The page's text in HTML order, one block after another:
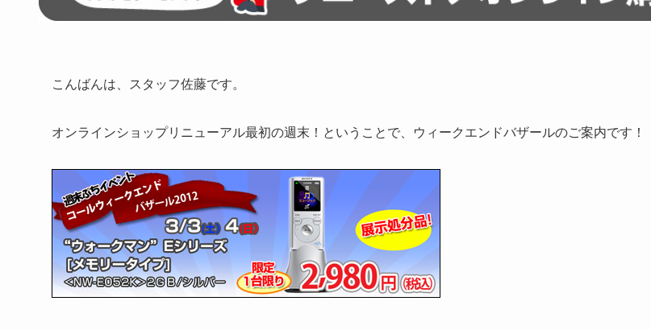
こんばんは、スタッフ佐藤です。
オンラインショップリニューアル最初の週末！ということで、ウィークエンドバザールのご案内です！